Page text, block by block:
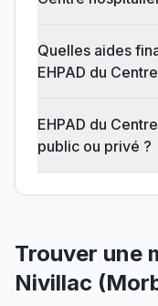
Quelles aides
EHPAD du
EHPAD du
public ou privé ?
Trouver une
Nivillac (